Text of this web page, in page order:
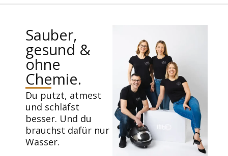
Sauber,
gesund &
ohne
Chemie.
Du putzt, atmest
und schläfst
besser. Und du
brauchst dafür nur
Wasser.